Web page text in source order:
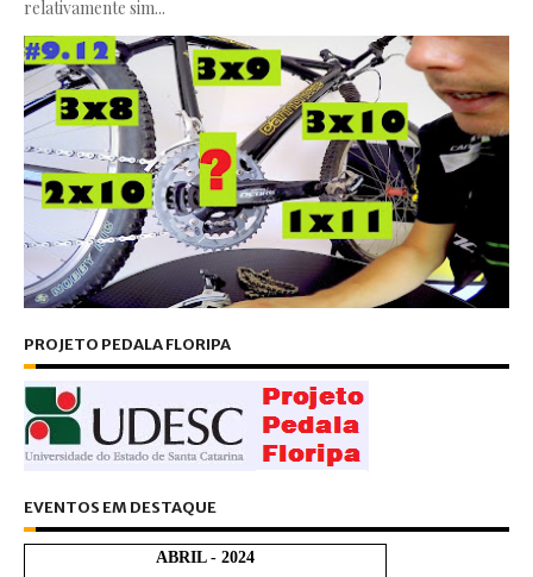
relativamente sim...
PROJETO PEDALA FLORIPA
EVENTOS EM DESTAQUE
ABRIL - 2024